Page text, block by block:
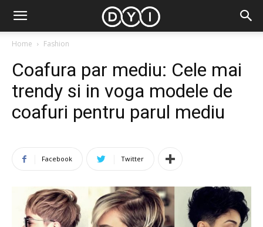
Home Fashion
Coafura par mediu: Cele mai
trendy si in voga modele de
coafuri pentru parul mediu
Facebook Twitter